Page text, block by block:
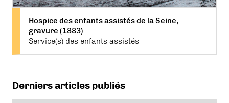
Hospice des enfants assistés de la Seine,
gravure (1883)
Service(s) des enfants assistés
Derniers articles publiés